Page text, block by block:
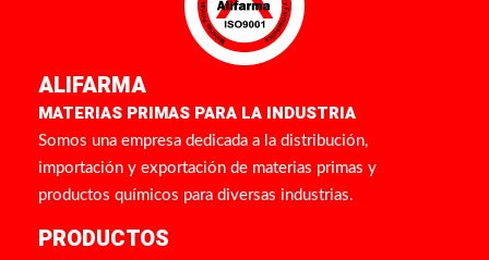
ALIFARMA
MATERIAS PRIMAS PARA LA INDUSTRIA
Somos una empresa dedicada a la distribución,
importación y exportación de materias primas y
productos químicos para diversas industrias.
PRODUCTOS